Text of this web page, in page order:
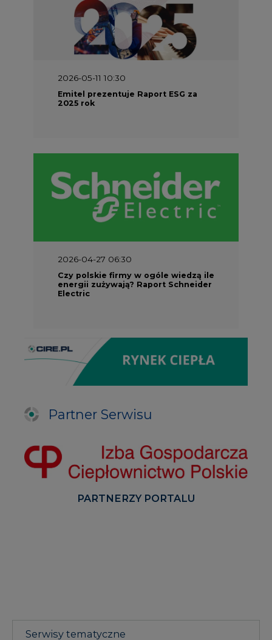
2026-05-11 10:30
Emitel prezentuje Raport ESG za
2025 rok
2026-04-27 06:30
Czy polskie firmy w ogóle wiedzą ile
energii zużywają? Raport Schneider
Electric
Partner Serwisu
PARTNERZY PORTALU
Serwisy tematyczne